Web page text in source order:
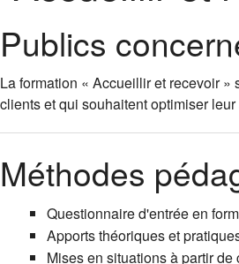
Publics
La formation « Accueillir et recevoir
clients et qui souhaitent optimiser
Méthodes
Questionnaire d'entrée en
Apports théoriques et
Mises en situations à partir